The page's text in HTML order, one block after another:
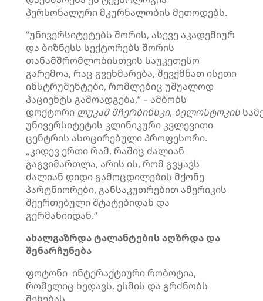
პერსონალური მკურნალობის მეთოდებს.
“უნივერსიტეტებს შორის, ასევე აკადემიურ
და ბიზნესს სექტორებს შორის
თანამშრომლობისთვის საუკეთესო
გარემოა, რაც გვეხმარება, შევქმნათ ისეთი
ინსტრუმენტები, რომლებიც უშუალოდ
პაციენტს გამოადგება,“ – ამბობს
დოქტორი ლუკაშ შჩერბინსკი, ბელოსტოკის
უნივერსიტეტის კლინიკური კვლევითი
ცენტრის ასოცირებული პროფესორი.
„კიდევ ერთი რამ, რაშიც ძალიან
გაგვიმართლა, არის ის, რომ გვყავს
ძალიან დიდი გამოცდილების მქონე
პარტნიორები, განსაკუთრებით ამერიკის
შეერთებული შტატებიდან და
გერმანიიდან.“
ახალგაზრდა ტალანტების აღზრდა და
შენარჩუნება
ფოტონი ინტერაქტიური რობოტია,
რომელიც ხედავს, ესმის და გრძნობს